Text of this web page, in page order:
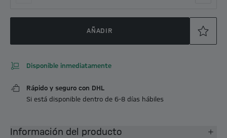
AÑADIR
Disponible inmediatamente
Rápido y seguro con DHL
Si está disponible dentro de 6-8 días hábiles
Información del producto